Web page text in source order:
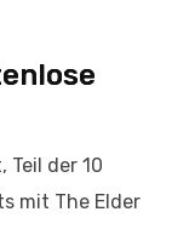
der 10
mit The Elder